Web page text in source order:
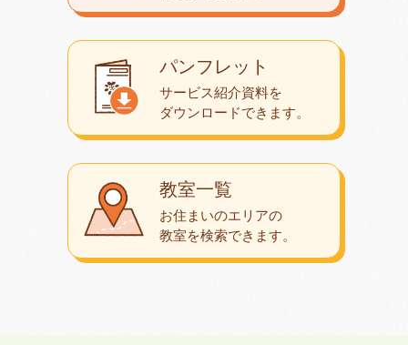
教室一覧
お住まいのエリアの
教室を検索できます。
パンフレット
サービス紹介資料を
ダウンロードできます。